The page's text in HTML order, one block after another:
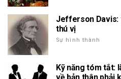
Jefferson Davis:
thú vị
Sự hình thành
Kỹ năng tóm tắt:
về bản thân phải